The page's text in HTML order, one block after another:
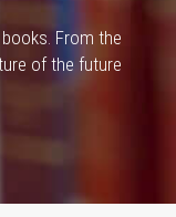
From the
of the future